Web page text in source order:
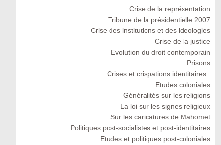
Crise de la représentation
Tribune de la présidentielle 2007
Crise des institutions et des ideologies
Crise de la justice
Evolution du droit contemporain
Prisons
Crises et crispations identitaires .
Etudes coloniales
Généralités sur les religions
La loi sur les signes religieux
Sur les caricatures de Mahomet
Politiques post-socialistes et post-identitaires
Etudes et politiques post-coloniales